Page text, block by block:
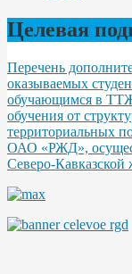
Целевая
Перечень
оказываемых
обучающимся в
обучения от
территориальных
ОАО «РЖД»,
Северо-Кавказской